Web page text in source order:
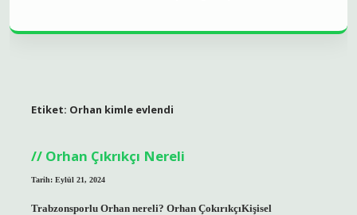
Etiket: Orhan kimle evlendi
Orhan Çıkrıkçı Nereli
Tarih: Eylül 21, 2024
Trabzonsporlu Orhan nereli? Orhan ÇokırıkçıKişisel